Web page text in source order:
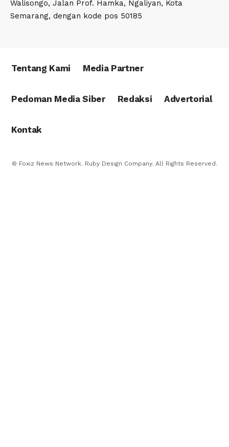
Walisongo, Jalan Prof. Hamka, Ngaliyan, Kota
Semarang, dengan kode pos 50185
Tentang Kami Media Partner
Pedoman Media Siber Redaksi Advertorial
Kontak
© Foxiz News Network. Ruby Design Company. All Rights Reserved.